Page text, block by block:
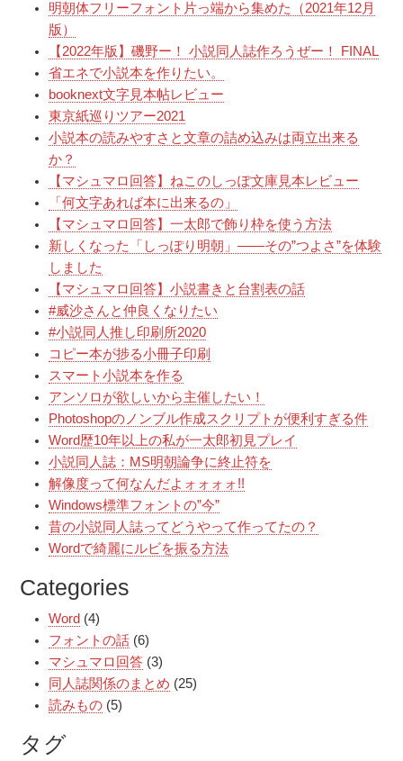
明朝体フリーフォント片っ端から集めた（2021年12月
版）
【2022年版】磯野ー！ 小説同人誌作ろうぜー！ FINAL
省エネで小説本を作りたい。
booknext文字見本帖レビュー
東京紙巡りツアー2021
小説本の読みやすさと文章の詰め込みは両立出来る
か？
【マシュマロ回答】ねこのしっぽ文庫見本レビュー
「何文字あれば本に出来るの」
【マシュマロ回答】一太郎で飾り枠を使う方法
新しくなった「しっぽり明朝」――その”つよさ”を体験
しました
【マシュマロ回答】小説書きと台割表の話
#威沙さんと仲良くなりたい
#小説同人推し印刷所2020
コピー本が捗る小冊子印刷
スマート小説本を作る
アンソロが欲しいから主催したい！
Photoshopのノンブル作成スクリプトが便利すぎる件
Word歴10年以上の私が一太郎初見プレイ
小説同人誌：MS明朝論争に終止符を
解像度って何なんだよォォォォ!!
Windows標準フォントの”今”
昔の小説同人誌ってどうやって作ってたの？
Wordで綺麗にルビを振る方法
Categories
Word (4)
フォントの話 (6)
マシュマロ回答 (3)
同人誌関係のまとめ (25)
読みもの (5)
タグ